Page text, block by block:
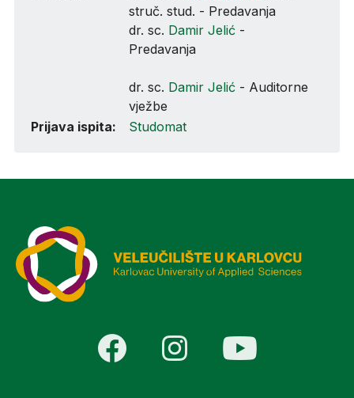
struč. stud. - Predavanja
dr. sc. Damir Jelić -
Predavanja
dr. sc. Damir Jelić - Auditorne
vježbe
Prijava ispita:
Studomat